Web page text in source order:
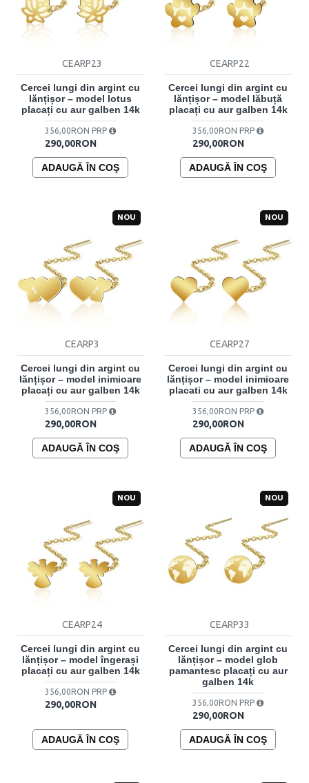
CEARP23
Cercei lungi din argint cu
lănțișor – model lotus
placați cu aur galben 14k
290,00RON
356,00RON PRP
ADAUGĂ ÎN COŞ
CEARP22
Cercei lungi din argint cu
lănțișor – model lăbuță
placați cu aur galben 14k
290,00RON
356,00RON PRP
ADAUGĂ ÎN COŞ
NOU
CEARP3
Cercei lungi din argint cu
lănțișor – model inimioare
placați cu aur galben 14k
290,00RON
356,00RON PRP
ADAUGĂ ÎN COŞ
NOU
CEARP27
Cercei lungi din argint cu
lănțișor – model inimioare
placati cu aur galben 14k
290,00RON
356,00RON PRP
ADAUGĂ ÎN COŞ
NOU
CEARP24
Cercei lungi din argint cu
lănțișor – model îngerași
placați cu aur galben 14k
290,00RON
356,00RON PRP
ADAUGĂ ÎN COŞ
NOU
CEARP33
Cercei lungi din argint cu
lănțișor – model glob
pamantesc placați cu aur
galben 14k
290,00RON
356,00RON PRP
ADAUGĂ ÎN COŞ